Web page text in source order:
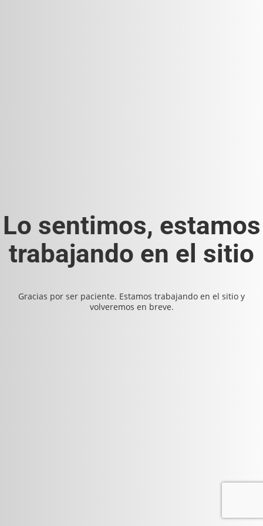
Lo sentimos, estamos
trabajando en el sitio
Gracias por ser paciente. Estamos trabajando en el sitio y
volveremos en breve.